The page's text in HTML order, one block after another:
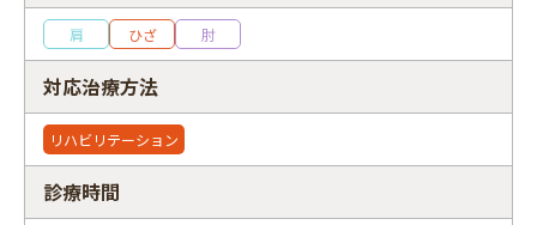
肩 ひざ 肘
対応治療方法
リハビリテーション
診療時間